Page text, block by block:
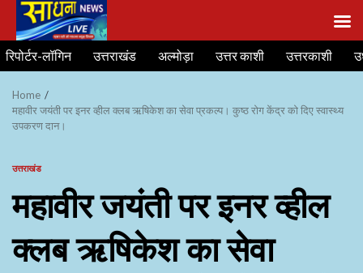
Skip
to
content
रिपोर्टर-लॉगिन उत्तराखंड अल्मोड़ा उत्तर काशी उत्तरकाशी
Home
महावीर जयंती पर इनर व्हील क्लब ऋषिकेश का सेवा प्रकल्प। कुष्ठ रोग केंद्र को दिए स्वास्थ्य
उपकरण दान।
उत्तराखंड
महावीर जयंती पर इनर व्हील
क्लब ऋषिकेश का सेवा